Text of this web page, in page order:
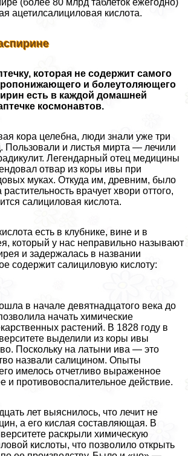
ацетилсалициловая кислота.
которая не содержит самого
и болеутоляющего
есть в каждой домашней
космонавтов.
кора целебна, люди знали уже три
Пользовали и листья мирта — лечили
Легендарный отец медицины
отвар из коры ивы при
муках. Откуда им, древним, было
растительность врачует хвори оттого,
салициловая кислота.
есть в клубнике, вине и в
который у нас неправильно называют
и задержалась в названии
содержит салициловую кислоту:
в начале девятнадцатого века до
начать химические
растений. В 1828 году в
выделили из коры ивы
Поскольку на латыни ива — это
назвали салицином. Опыты
имелось отчетливо выраженное
противовоспалительное действие.
лет выяснилось, что лечит не
а его кислая составляющая. В
раскрыли химическую
кислоты, что позволило открыть